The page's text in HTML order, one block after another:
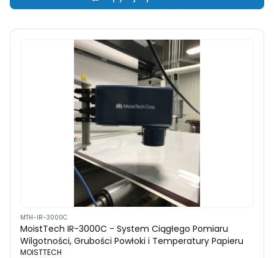
MTH-IR-3000C
MoistTech IR-3000C - System Ciągłego Pomiaru
Wilgotności, Grubości Powłoki i Temperatury Papieru
MOISTTECH